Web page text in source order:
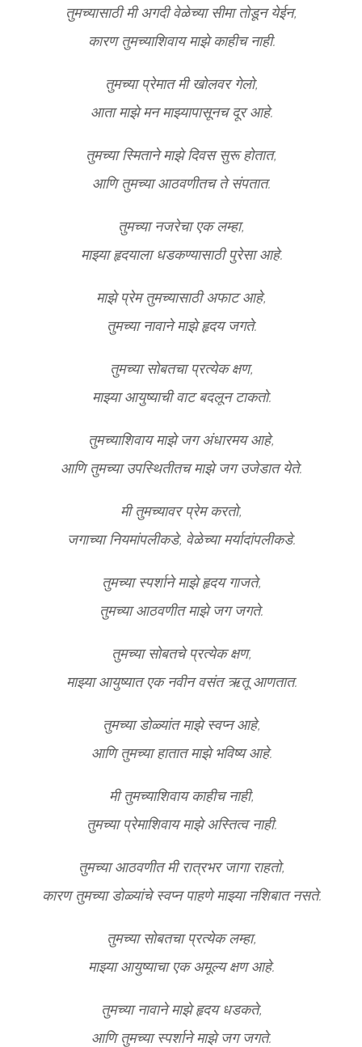
तुमच्यासाठी मी अगदी वेळेच्या सीमा तोडून येईन,
कारण तुमच्याशिवाय माझे काहीच नाही.
तुमच्या प्रेमात मी खोलवर गेलो,
आता माझे मन माझ्यापासूनच दूर आहे.
तुमच्या स्मिताने माझे दिवस सुरू होतात,
आणि तुमच्या आठवणीतच ते संपतात.
तुमच्या नजरेचा एक लम्हा,
माझ्या हृदयाला धडकण्यासाठी पुरेसा आहे.
माझे प्रेम तुमच्यासाठी अफाट आहे,
तुमच्या नावाने माझे हृदय जगते.
तुमच्या सोबतचा प्रत्येक क्षण,
माझ्या आयुष्याची वाट बदलून टाकतो.
तुमच्याशिवाय माझे जग अंधारमय आहे,
आणि तुमच्या उपस्थितीतच माझे जग उजेडात येते.
मी तुमच्यावर प्रेम करतो,
जगाच्या नियमांपलीकडे, वेळेच्या मर्यादांपलीकडे.
तुमच्या स्पर्शाने माझे हृदय गाजते,
तुमच्या आठवणीत माझे जग जगते.
तुमच्या सोबतचे प्रत्येक क्षण,
माझ्या आयुष्यात एक नवीन वसंत ऋतू आणतात.
तुमच्या डोळ्यांत माझे स्वप्न आहे,
आणि तुमच्या हातात माझे भविष्य आहे.
मी तुमच्याशिवाय काहीच नाही,
तुमच्या प्रेमाशिवाय माझे अस्तित्व नाही.
तुमच्या आठवणीत मी रात्रभर जागा राहतो,
कारण तुमच्या डोळ्यांचे स्वप्न पाहणे माझ्या नशिबात नसते.
तुमच्या सोबतचा प्रत्येक लम्हा,
माझ्या आयुष्याचा एक अमूल्य क्षण आहे.
तुमच्या नावाने माझे हृदय धडकते,
आणि तुमच्या स्पर्शाने माझे जग जगते.